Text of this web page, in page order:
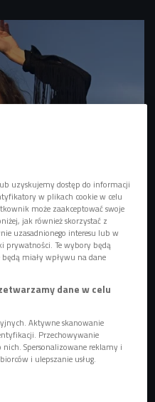
- pisali
pierwszej wydanej w
wiersz" ukazał się w
to mały klejnot tego
dobry wpływ na losy
- mówi Kasia Lins.
uzyskujemy dostęp do informacji
w plikach cookie w celu
może zaakceptować swoje
jak również skorzystać z
uzasadnionego interesu lub w
prywatności. Te wybory będą
miały wpływu na dane
dane w celu
Aktywne skanowanie
Przechowywanie
Spersonalizowane reklamy i
i ulepszanie usług.